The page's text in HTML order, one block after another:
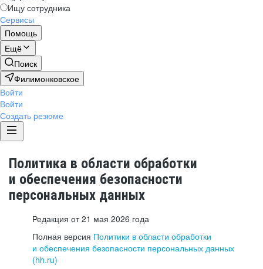
Ищу сотрудника
Сервисы
Помощь
Ещё
Поиск
Филимонковское
Войти
Войти
Создать резюме
Политика в области обработки
и обеспечения безопасности
персональных данных
Редакция от 21 мая 2026 года
Полная версия Политики в области обработки
и обеспечения безопасности персональных данных
(hh.ru)